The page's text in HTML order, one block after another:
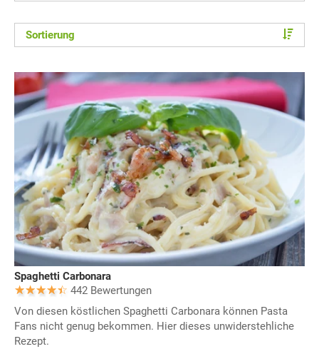
Sortierung
Spaghetti Carbonara
442 Bewertungen
Von diesen köstlichen Spaghetti Carbonara können Pasta
Fans nicht genug bekommen. Hier dieses unwiderstehliche
Rezept.